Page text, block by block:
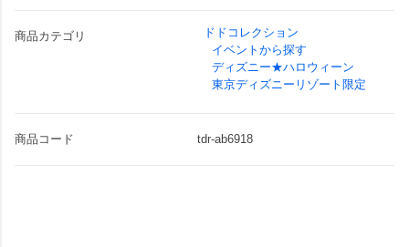
商品カテゴリ
ドドコレクション
イベントから探す
ディズニー★ハロウィーン
東京ディズニーリゾート限定
商品コード tdr-ab6918